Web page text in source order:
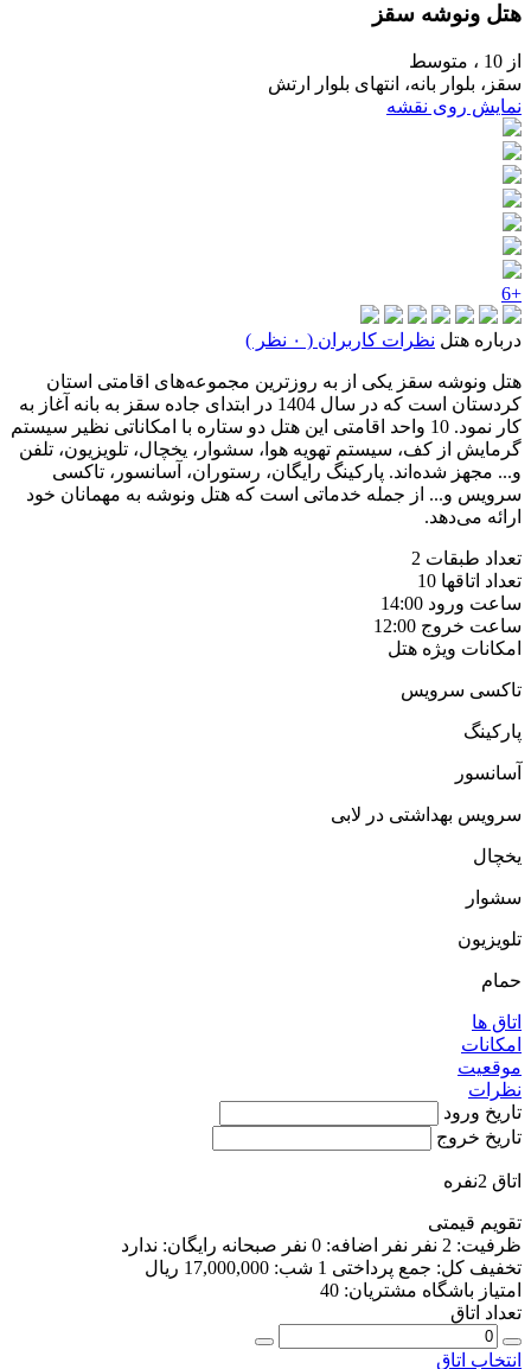
هتل ونوشه سقز
از 10 ،
متوسط
سقز، بلوار بانه، انتهای بلوار ارتش
نمایش روی نقشه
+6
درباره هتل نظرات کاربران ( ۰ نظر )
هتل ونوشه سقز یکی از به روزترین مجموعه‌های اقامتی استان
کردستان است که در سال 1404 در ابتدای جاده سقز به بانه آغاز به
کار نمود. 10 واحد اقامتی این هتل دو ستاره با امکاناتی نظیر سیستم
گرمایش از کف، سیستم تهویه هوا، سشوار، یخچال، تلویزیون، تلفن
و... مجهز شده‌اند. پارکینگ رایگان، رستوران، آسانسور، تاکسی
سرویس و... از جمله خدماتی است که هتل ونوشه به مهمانان خود
ارائه می‌دهد.
تعداد طبقات 2
تعداد اتاقها 10
ساعت ورود 14:00
ساعت خروج 12:00
امکانات ویژه هتل
تاکسی سرویس
پارکینگ
آسانسور
سرویس بهداشتی در لابی
یخچال
سشوار
تلویزیون
حمام
اتاق ها
امکانات
موقعیت
نظرات
تاریخ ورود
تاریخ خروج
اتاق 2نفره
تقویم قیمتی
ظرفیت: 2 نفر نفر اضافه: 0 نفر صبحانه رایگان: ندارد
تخفیف کل: جمع پرداختی 1 شب:
17,000,000 ریال
امتیاز باشگاه مشتریان: 40
تعداد اتاق
انتخاب اتاق